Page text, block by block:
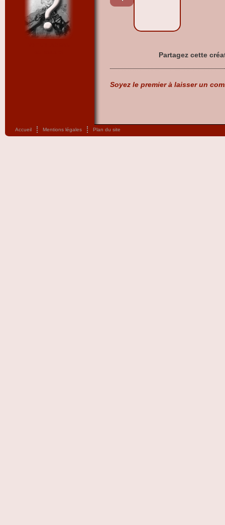
Partagez cette
Soyez le premier à laisser un
Accueil Mentions légales Plan du site